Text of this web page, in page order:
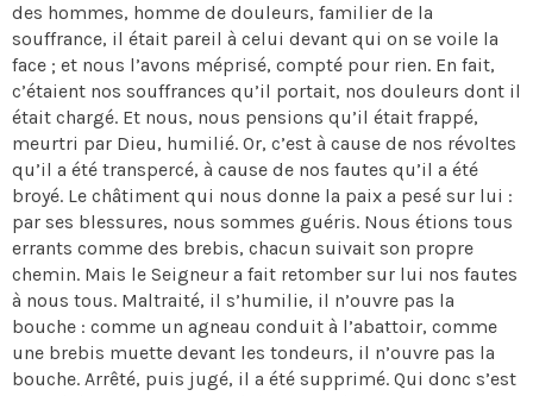
des hommes, homme de douleurs, familier de la
souffrance, il était pareil à celui devant qui on se voile la
face ; et nous l’avons méprisé, compté pour rien. En fait,
c’étaient nos souffrances qu’il portait, nos douleurs dont il
était chargé. Et nous, nous pensions qu’il était frappé,
meurtri par Dieu, humilié. Or, c’est à cause de nos révoltes
qu’il a été transpercé, à cause de nos fautes qu’il a été
broyé. Le châtiment qui nous donne la paix a pesé sur lui :
par ses blessures, nous sommes guéris. Nous étions tous
errants comme des brebis, chacun suivait son propre
chemin. Mais le Seigneur a fait retomber sur lui nos fautes
à nous tous. Maltraité, il s’humilie, il n’ouvre pas la
bouche : comme un agneau conduit à l’abattoir, comme
une brebis muette devant les tondeurs, il n’ouvre pas la
bouche. Arrêté, puis jugé, il a été supprimé. Qui donc s’est